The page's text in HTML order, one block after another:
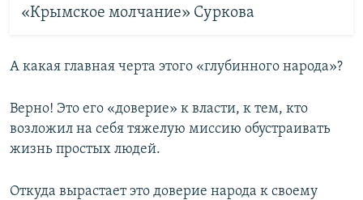
«Крымское молчание» Суркова
А какая главная черта этого «глубинного народа»?
Верно! Это его «доверие» к власти, к тем, кто
возложил на себя тяжелую миссию обустраивать
жизнь простых людей.
Откуда вырастает это доверие народа к своему